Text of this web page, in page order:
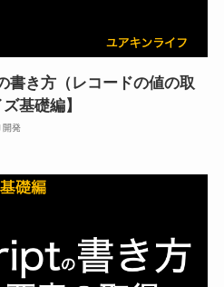
書き方（レコードの値の取
基礎編】
開発